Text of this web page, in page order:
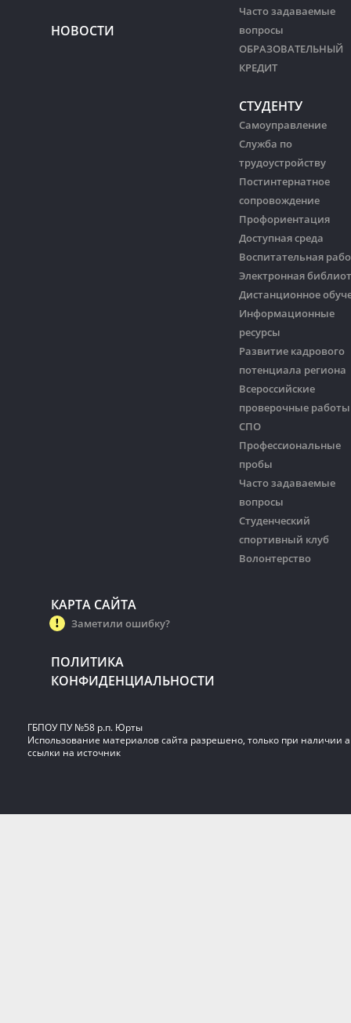
НОВОСТИ
Часто задаваемые
вопросы
ОБРАЗОВАТЕЛЬНЫЙ
КРЕДИТ
СТУДЕНТУ
Самоуправление
Служба по
трудоустройству
Постинтернатное
сопровождение
Профориентация
Доступная среда
Воспитательная
Электронная
Дистанционное
Информационные
ресурсы
Развитие кадрового
потенциала региона
Всероссийские
проверочные работы
СПО
Профессиональные
пробы
Часто задаваемые
вопросы
Студенческий
спортивный клуб
Волонтерство
КАРТА САЙТА
Заметили ошибку?
ПОЛИТИКА
КОНФИДЕНЦИАЛЬНОСТИ
ГБПОУ ПУ №58 р.п. Юрты
Использование материалов сайта разрешено, только при наличии
ссылки на источник